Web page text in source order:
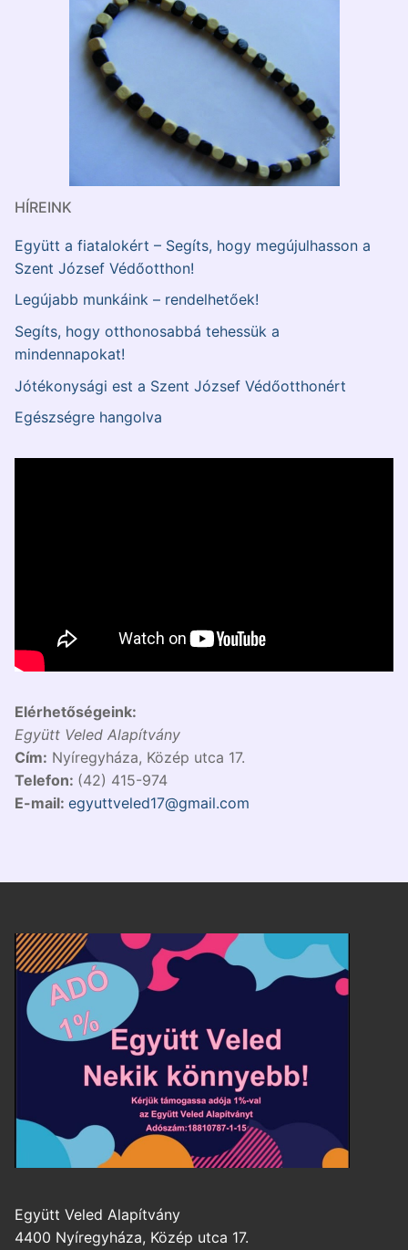
HÍREINK
Együtt a fiatalokért – Segíts, hogy megújulhasson a
Szent József Védőotthon!
Legújabb munkáink – rendelhetőek!
Segíts, hogy otthonosabbá tehessük a
mindennapokat!
Jótékonysági est a Szent József Védőotthonért
Egészségre hangolva
Elérhetőségeink:
Együtt Veled Alapítvány
Cím: Nyíregyháza, Közép utca 17.
Telefon: (42) 415-974
E-mail: egyuttveled17@gmail.com
Együtt Veled Alapítvány
4400 Nyíregyháza, Közép utca 17.